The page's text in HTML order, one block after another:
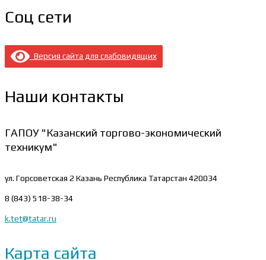
Соц сети
Версия сайта для слабовидящих
Наши контакты
ГАПОУ "Казанский торгово-экономический
техникум"
ул. Горсоветская 2 Казань Республика Татарстан 420034
8 (843) 518-38-34
k.tet@tatar.ru
Карта сайта